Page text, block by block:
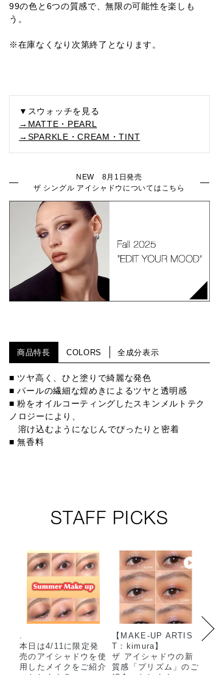
005M 006M 007M 008M
017M 018M 019M 022M 030M
024M 026M
003C 005C 006C
004T
99の色と6つの質感で、無限の可能性を楽しも
う。
※在庫なくなり次第終了となります。
▼スウォッチを見る
→MATTE・PEARL
→SPARKLE・CREAM・TINT
NEW 8月1日発売
ザ シングル アイシャドウについてはこちら
商品特長 COLORS 全成分表示
■ ツヤ高く、ひと塗りで綺麗な発色
■ パールの繊細な煌めきによるツヤと透明感
■ 粉をオイルコーティングしたスキンメルトテク
ノロジーにより、
溶け込むようになじんでぴったりと密着
■ 無香料
STAFF PICKS
.
本日は4/11に限定発
売のアイシャドウを使
用したメイクをご紹介
【MAKE-UP ARTIS
T：kimura】
ザ アイシャドウの新
質感「プリズム」のご
【